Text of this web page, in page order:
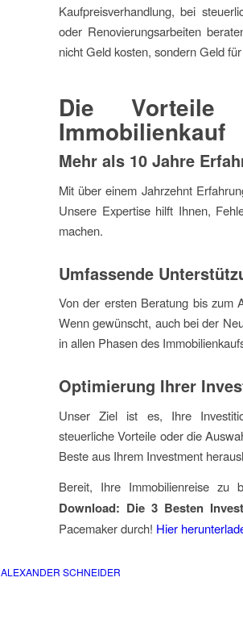
Kaufpreisverhandlung, bei
oder Renovierungsarbeiten
nicht Geld kosten, sondern Geld
Die Vorteile
Immobilienkauf
Mehr als 10 Jahre
Mit über einem Jahrzehnt
Unsere Expertise hilft Ihnen,
machen.
Umfassende
Von der ersten Beratung bis zum
Wenn gewünscht, auch bei der
in allen Phasen des
Optimierung Ihrer
Unser Ziel ist es, Ihre
steuerliche Vorteile oder die
Beste aus Ihrem Investment
Bereit, Ihre Immobilienreise zu
Download: Die 3 Besten
Pacemaker durch! Hier
ALEXANDER SCHNEIDER